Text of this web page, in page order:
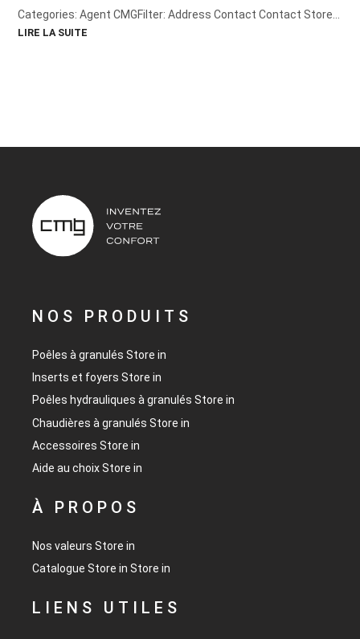
Categories: Agent CMGFilter: Address Contact Contact Store...
LIRE LA SUITE
NOS PRODUITS
Poêles à granulés Store in
Inserts et foyers Store in
Poêles hydrauliques à granulés Store in
Chaudières à granulés Store in
Accessoires Store in
Aide au choixStore in
À PROPOS
Nos valeurs Store in
Catalogue Store in Store in
LIENS UTILES